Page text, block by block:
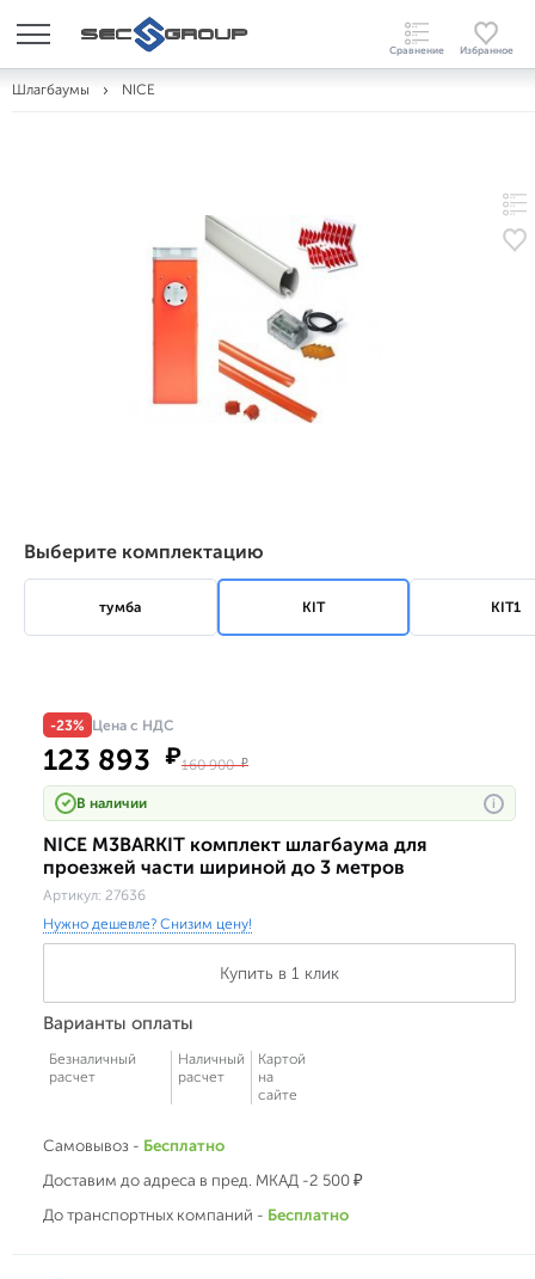
Шлагбаумы NICE
Выберите комплектацию
тумба KIT KIT1
-23% Цена с НДС
123 893 ₽160 900₽
В наличии i
NICE M3BARKIT комплект шлагбаума для
проезжей части шириной до 3 метров
Артикул: 27636
Нужно дешевле? Снизим цену!
Купить в 1 клик
Варианты оплаты
Безналичный
расчет
Наличный
расчет
Картой
на
сайте
Самовывоз - Бесплатно
Доставим до адреса в пред. МКАД -2 500 ₽
До транспортных компаний - Бесплатно